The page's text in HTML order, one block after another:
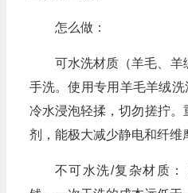
怎么做：
可水洗材质（羊毛、
手洗。使用专用羊毛羊绒洗
冷水浸泡轻揉，切勿搓拧
剂，能极大减少静电和纤维
不可水洗/复杂材质